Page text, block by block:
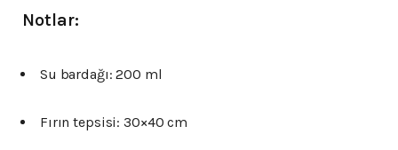
Notlar:
Su bardağı: 200 ml
Fırın tepsisi: 30×40 cm